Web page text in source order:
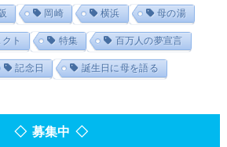
岡崎 横浜 母の湯
ト 特集 百万人の夢宣言
記念日 誕生日に母を語る
◇ 募集中 ◇